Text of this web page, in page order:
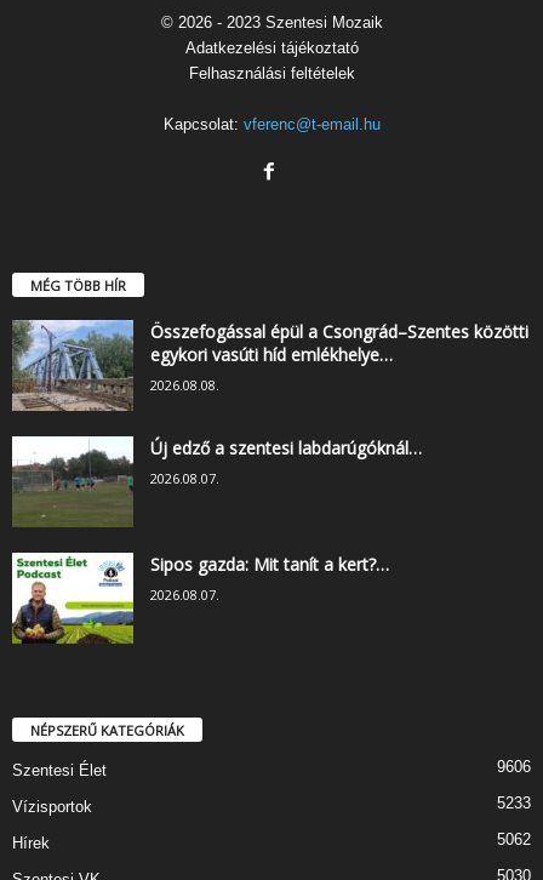
© 2026 - 2023 Szentesi Mozaik
Adatkezelési tájékoztató
Felhasználási feltételek
Kapcsolat: vferenc@t-email.hu
MÉG TÖBB HÍR
Összefogással épül a Csongrád–Szentes közötti
egykori vasúti híd emlékhelye…
2026.08.08.
Új edző a szentesi labdarúgóknál…
2026.08.07.
Sipos gazda: Mit tanít a kert?…
2026.08.07.
NÉPSZERŰ KATEGÓRIÁK
Szentesi Élet 9606
Vízisportok 5233
Hírek 5062
5030